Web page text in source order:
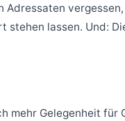
lassen. Und:
mehr Gelegenheit für